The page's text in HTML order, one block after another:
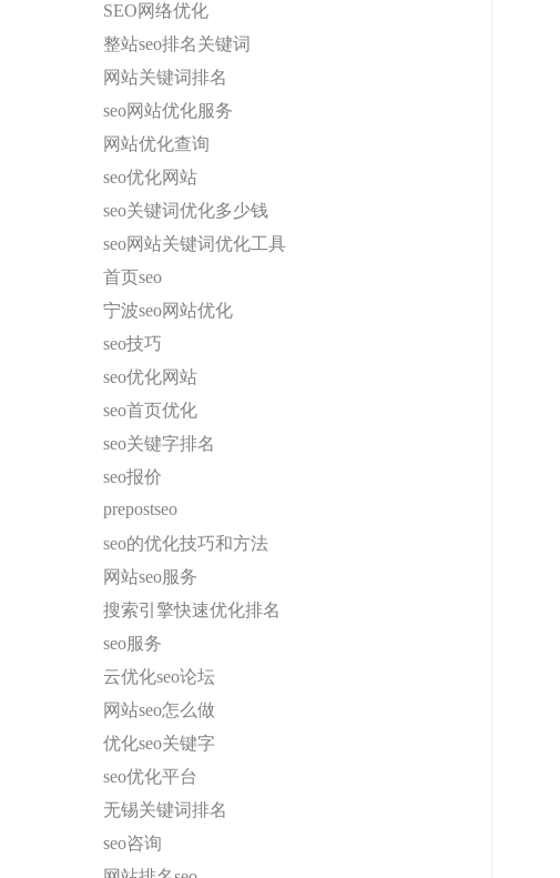
SEO网络优化
整站seo排名关键词
网站关键词排名
seo网站优化服务
网站优化查询
seo优化网站
seo关键词优化多少钱
seo网站关键词优化工具
首页seo
宁波seo网站优化
seo技巧
seo优化网站
seo首页优化
seo关键字排名
seo报价
prepostseo
seo的优化技巧和方法
网站seo服务
搜索引擎快速优化排名
seo服务
云优化seo论坛
网站seo怎么做
优化seo关键字
seo优化平台
无锡关键词排名
seo咨询